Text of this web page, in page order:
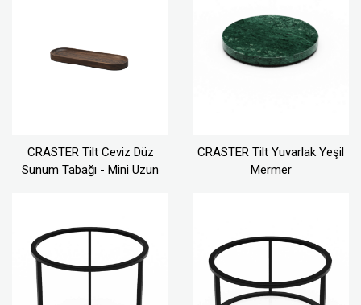
CRASTER Tilt Ceviz Düz
Sunum Tabağı - Mini Uzun
CRASTER Tilt Yuvarlak Yeşil
Mermer